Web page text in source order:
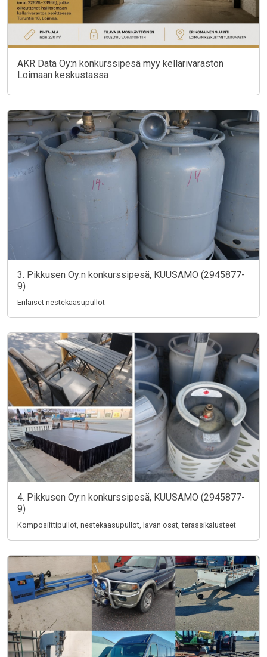
AKR Data Oy:n konkurssipesä myy kellarivaraston
Loimaan keskustassa
3. Pikkusen Oy:n konkurssipesä, KUUSAMO (2945877-
9)
Erilaiset nestekaasupullot
4. Pikkusen Oy:n konkurssipesä, KUUSAMO (2945877-
9)
Komposiittipullot, nestekaasupullot, lavan osat, terassikalusteet